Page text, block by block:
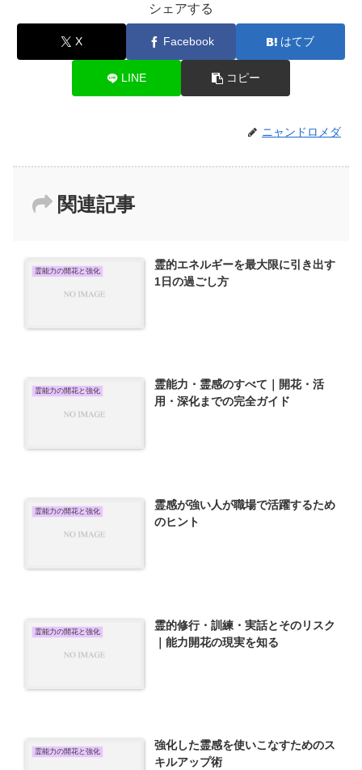
シェアする
X Facebook はてブ
LINE コピー
ニャンドロメダ
関連記事
霊能力の開花と強化
霊的エネルギーを最大限に引き出す
1日の過ごし方
霊能力の開花と強化
霊能力・霊感のすべて｜開花・活
用・深化までの完全ガイド
霊能力の開花と強化
霊感が強い人が職場で活躍するため
のヒント
霊能力の開花と強化
霊的修行・訓練・実話とそのリスク
｜能力開花の現実を知る
霊能力の開花と強化
強化した霊感を使いこなすためのス
キルアップ術